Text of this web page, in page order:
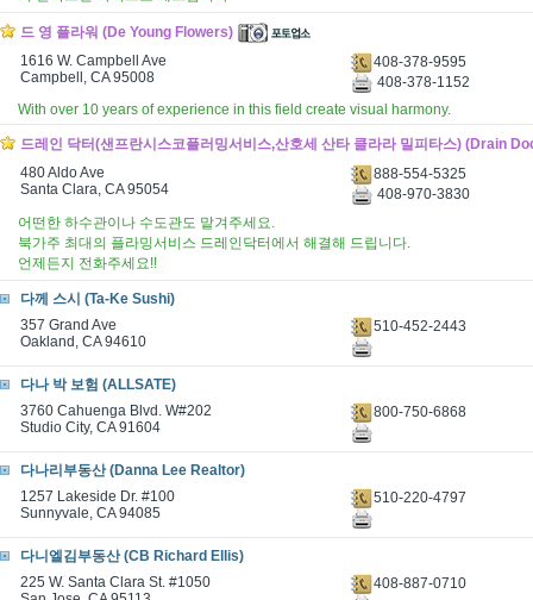
드 영 플라워 (De Young Flowers)
1616 W. Campbell Ave
Campbell, CA 95008
408-378-9595
408-378-1152
With over 10 years of experience in this field create visual harmony.
드레인 닥터(샌프란시스코플러밍서비스,산호세 산타 클라라 밀피타스) (Drain
480 Aldo Ave
Santa Clara, CA 95054
888-554-5325
408-970-3830
어떤한 하수관이나 수도관도 맡겨주세요.
북가주 최대의 플라밍서비스 드레인닥터에서 해결해 드립니다.
언제든지 전화주세요!!
다께 스시 (Ta-Ke Sushi)
357 Grand Ave
Oakland, CA 94610
510-452-2443
다나 박 보험 (ALLSATE)
3760 Cahuenga Blvd. W#202
Studio City, CA 91604
800-750-6868
다나리부동산 (Danna Lee Realtor)
1257 Lakeside Dr. #100
Sunnyvale, CA 94085
510-220-4797
다니엘김부동산 (CB Richard Ellis)
225 W. Santa Clara St. #1050
408-887-0710